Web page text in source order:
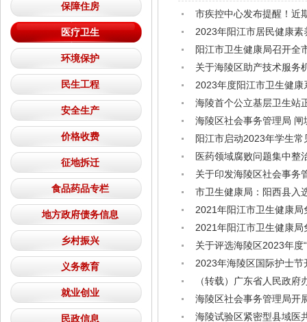
保障住房
医疗卫生
环境保护
民生工程
安全生产
价格收费
征地拆迁
食品药品专栏
地方政府债务信息
乡村振兴
义务教育
就业创业
民政信息
市疾控中心发布提醒！近
2023年阳江市居民健康素
阳江市卫生健康局召开全
关于海陵区助产技术服务
2023年度阳江市卫生健
海陵首个公立基层卫生站
海陵区社会事务管理局
阳江市启动2023年学生
医药领域腐败问题集中整
关于印发海陵区社会事务
市卫生健康局：阳西县入
2021年阳江市卫生健康
2021年阳江市卫生健康
关于评选海陵区2023年度
2023年海陵区国际护士节
（转载）广东省人民政
海陵区社会事务管理局开
海陵试验区紧密型县域医